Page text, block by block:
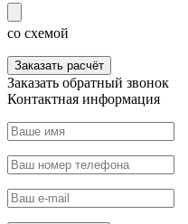
со схемой
Заказать расчёт
Заказать обратный звонок
Контактная информация